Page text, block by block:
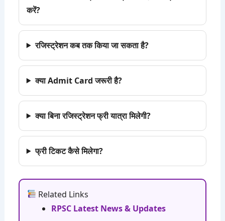
करें?
रजिस्ट्रेशन कब तक किया जा सकता है?
क्या Admit Card जरूरी है?
क्या बिना रजिस्ट्रेशन फ्री यात्रा मिलेगी?
फ्री टिकट कैसे मिलेगा?
Related Links
RPSC Latest News & Updates